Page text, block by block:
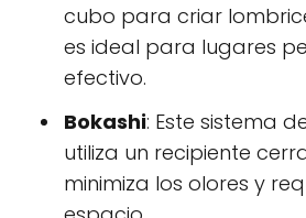
cubo para criar
es ideal para lugares
efectivo.
Bokashi: Este sistema
utiliza un recipiente
minimiza los olores y